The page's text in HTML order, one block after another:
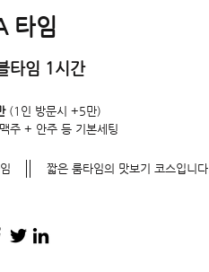
타임
타임 1시간
(1인 방문시 +5만)
주 + 안주 등 기본세팅
짧은 룸타임의 맛보기 코스입니다.